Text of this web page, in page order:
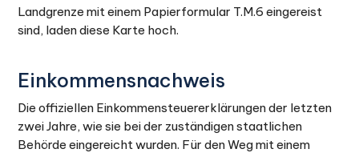
Landgrenze mit einem Papierformular T.M.6 eingereist
sind, laden diese Karte hoch.
Einkommensnachweis
Die offiziellen Einkommensteuererklärungen der letzten
zwei Jahre, wie sie bei der zuständigen staatlichen
Behörde eingereicht wurden. Für den Weg mit einem